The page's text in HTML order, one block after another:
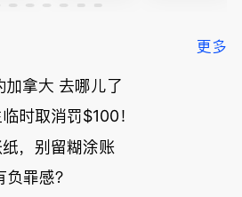
假
$1
男
市
身
底；做顿饭
单；房市崩
盘前兆？加
国租赁市场
恐迎暴跌危
夫妻住进殡
更多
拿大 去哪儿了
时取消罚$100！
，别留糊涂账
罪感？